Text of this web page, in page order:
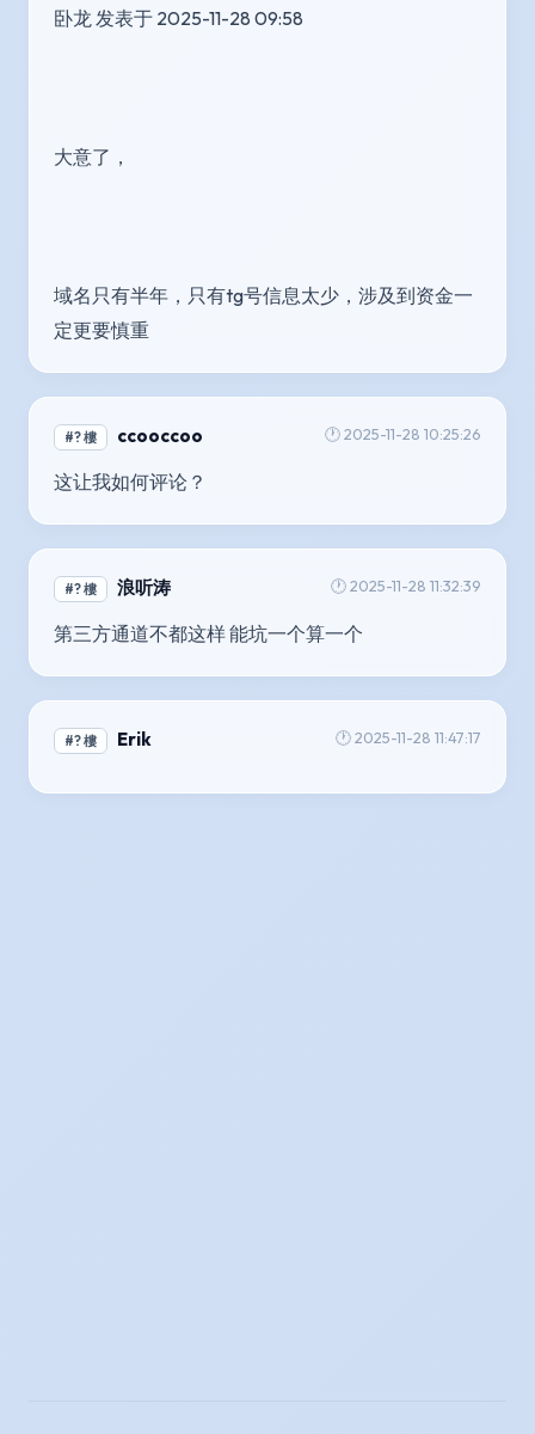
卧龙 发表于 2025-11-28 09:58
大意了，
域名只有半年，只有tg号信息太少，涉及到资金一
定更要慎重
#? 樓 ccooccoo 🕐 2025-11-28 10:25:26
这让我如何评论？
#? 樓 浪听涛 🕐 2025-11-28 11:32:39
第三方通道不都这样 能坑一个算一个
#? 樓 Erik 🕐 2025-11-28 11:47:17